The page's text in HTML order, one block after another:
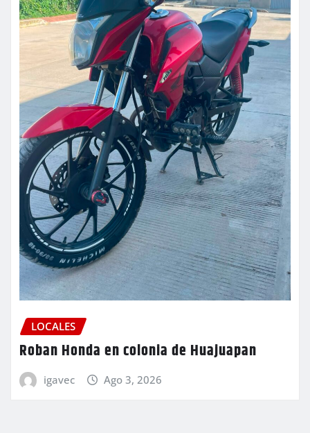
LOCALES
Roban Honda en colonia de Huajuapan
igavec Ago 3, 2026